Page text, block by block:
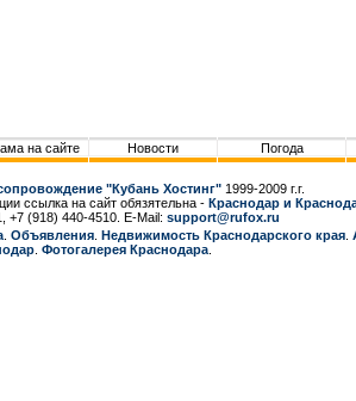
на сайте Новости Погода
"Кубань Хостинг" 1999-2009 г.г.
ссылка на сайт обязятельна - Краснодар и
+7 (918) 440-4510. E-Mail: support@rufox.ru
Объявления Недвижимость Краснодарcкого края
Фотогалерея Краснодара